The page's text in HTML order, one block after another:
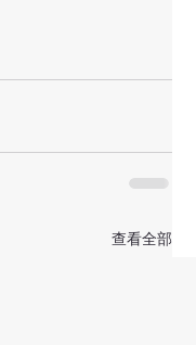
查看全部